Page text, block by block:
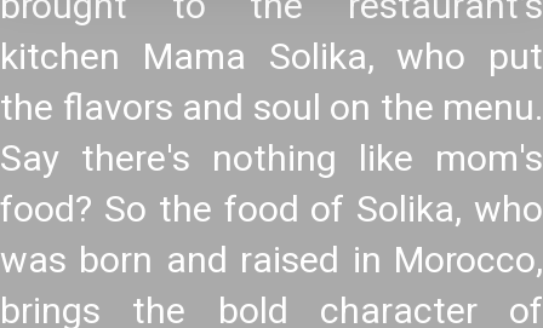
kitchen Mama Solika, who put
the flavors and soul on the menu.
Say there's nothing like mom's
food? So the food of Solika, who
was born and raised in Morocco,
brings the bold character of